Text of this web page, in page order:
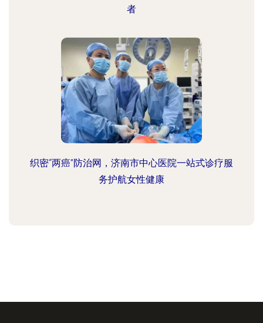
者
织密“两癌”防治网，济南市中心医院一站式诊疗服
务护航女性健康